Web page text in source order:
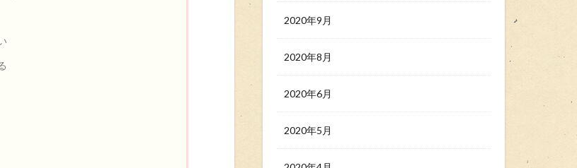
2020年9月
2020年8月
2020年6月
2020年5月